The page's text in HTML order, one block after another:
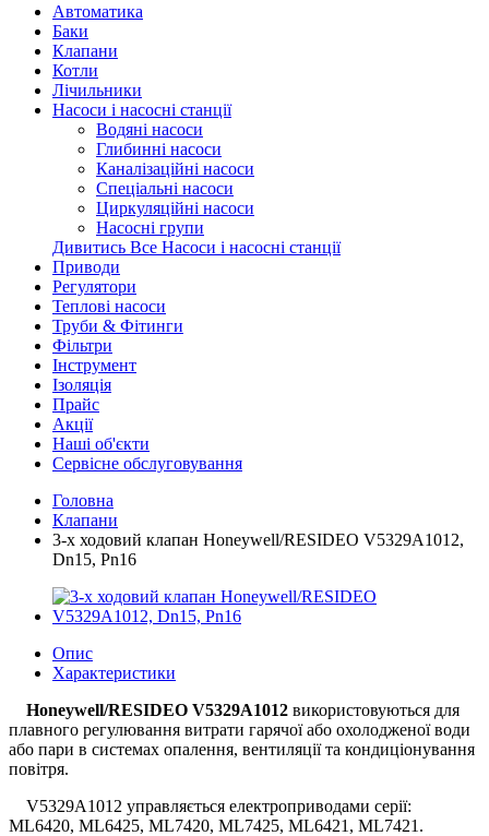
Автоматика
Баки
Клапани
Котли
Лічильники
Насоси і насосні станції
Водяні насоси
Глибинні насоси
Каналізаційні насоси
Спеціальні насоси
Циркуляційні насоси
Насосні групи
Дивитись Все Насоси і насосні станції
Приводи
Регулятори
Теплові насоси
Труби & Фітинги
Фільтри
Інструмент
Ізоляція
Прайс
Акції
Наші об'єкти
Сервісне обслуговування
Головна
Клапани
3-х ходовий клапан Honeywell/RESIDEO V5329A1012,
Dn15, Pn16
Опис
Характеристики
Honeywell/RESIDEO V5329A1012 використовуються для
плавного регулювання витрати гарячої або охолодженої води
або пари в системах опалення, вентиляції та кондиціонування
повітря.
V5329A1012 управляється електроприводами серії:
ML6420, ML6425, ML7420, ML7425, ML6421, ML7421.